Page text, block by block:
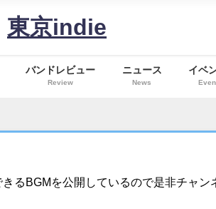
東京indie
バンドレビュー
Review
ニュース
News
イベ
るBGMを公開しているので是非チャン